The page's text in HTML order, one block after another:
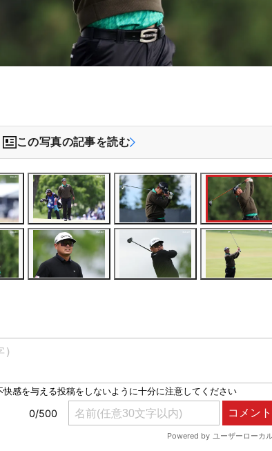
この写真の記事を読む